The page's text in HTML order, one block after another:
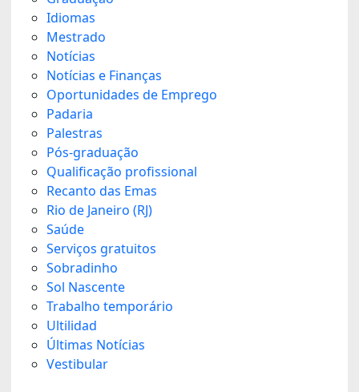
Idiomas
Mestrado
Notícias
Notícias e Finanças
Oportunidades de Emprego
Padaria
Palestras
Pós-graduação
Qualificação profissional
Recanto das Emas
Rio de Janeiro (RJ)
Saúde
Serviços gratuitos
Sobradinho
Sol Nascente
Trabalho temporário
Ultilidad
Últimas Notícias
Vestibular